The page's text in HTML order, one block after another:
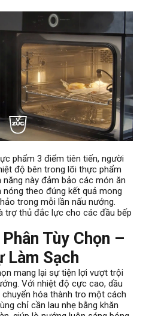
phẩm 3 điểm tiên tiến, người
độ bên trong lõi thực phẩm
này đảm bảo các món ăn
theo đúng kết quả mong
trong mỗi lần nấu nướng.
trợ thủ đắc lực cho các đầu bếp
Tùy Chọn –
Làm Sạch
mang lại sự tiện lợi vượt trội
Với nhiệt độ cực cao, dầu
hóa thành tro một cách
chỉ cần lau nhẹ bằng khăn